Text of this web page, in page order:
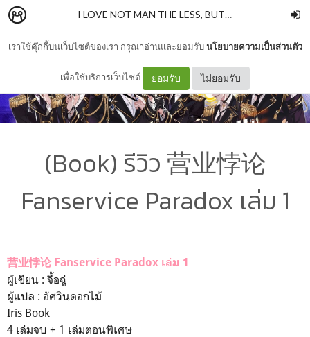
เราใช้คุ๊กกี้บนเว็บไซต์ของเรา กรุณาอ่านและยอมรับนโยบายความเป็นส่วนตัว
เพื่อใช้บริการเว็บไซต์ ยอมรับ ไม่ยอมรับ
I LOVE NOT MAN THE LESS, BUT BOOKS MORE PT. II
(Book) รีวิว 营业悖论
Fanservice Paradox เล่ม 1
营业悖论 Fanservice Paradox เล่ม 1
ผู้เขียน : จื้อฉู่
ผู้แปล : อัศวินดอกไม้
Iris Book
4 เล่มจบ + 1 เล่มตอนพิเศษ